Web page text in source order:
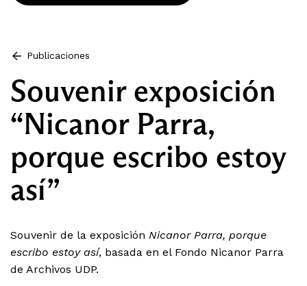
Publicaciones
Souvenir exposición
“Nicanor Parra,
porque escribo estoy
así”
Souvenir de la exposición Nicanor Parra, porque
escribo estoy así, basada en el Fondo Nicanor Parra
de Archivos UDP.